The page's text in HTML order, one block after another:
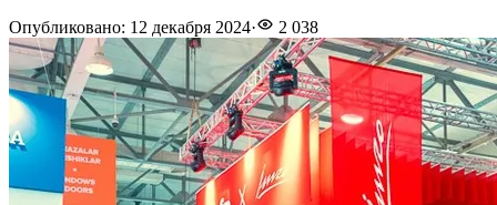
Опубликовано: 12 декабря 2024· 2 038